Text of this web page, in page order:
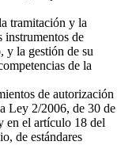
tramitación y la
instrumentos de
y la gestión de su
de la
de autorización
Ley 2/2006, de 30 de
en el artículo 18 del
de estándares